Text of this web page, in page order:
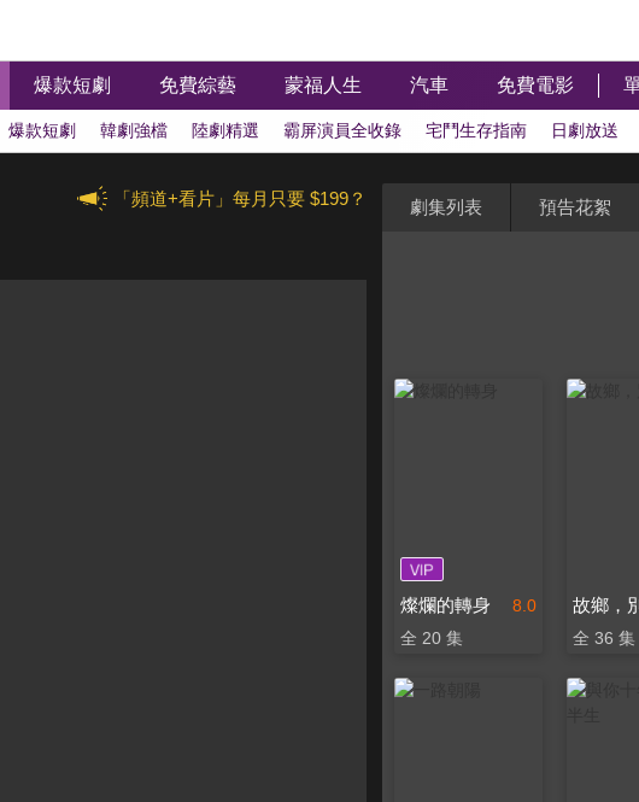
爆款短劇 免費綜藝 蒙福人生 汽車 免費電影
爆款短劇 韓劇強檔 陸劇精選 霸屏演員全收錄 宅鬥生存指南 日劇放送
「頻道+看片」每月只要 $199？ 劇集列表 預告花絮
8.0
燦爛的轉身
全 20 集 全 36 集